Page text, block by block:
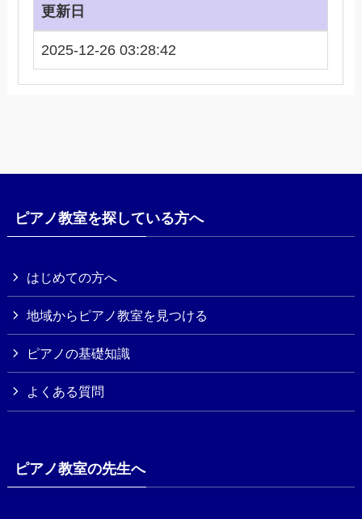
更新日
2025-12-26 03:28:42
ピアノ教室を探している方へ
はじめての方へ
地域からピアノ教室を見つける
ピアノの基礎知識
よくある質問
ピアノ教室の先生へ